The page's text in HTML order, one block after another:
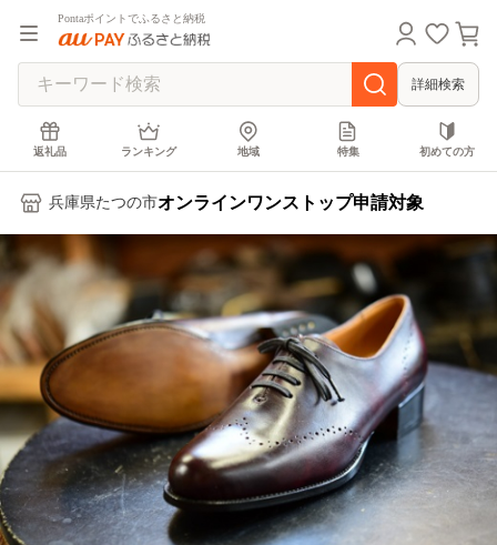
Pontaポイントでふるさと納税
詳細検索
返礼品 ランキング 地域 特集 初めての方
兵庫県たつの市オンラインワンストップ申請対象